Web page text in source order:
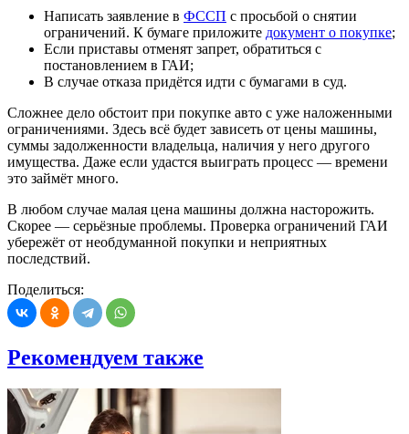
Написать заявление в ФССП с просьбой о снятии
ограничений. К бумаге приложите документ о покупке;
Если приставы отменят запрет, обратиться с
постановлением в ГАИ;
В случае отказа придётся идти с бумагами в суд.
Сложнее дело обстоит при покупке авто с уже наложенными
ограничениями. Здесь всё будет зависеть от цены машины,
суммы задолженности владельца, наличия у него другого
имущества. Даже если удастся выиграть процесс — времени
это займёт много.
В любом случае малая цена машины должна насторожить.
Скорее — серьёзные проблемы. Проверка ограничений ГАИ
убережёт от необдуманной покупки и неприятных
последствий.
Поделиться:
Рекомендуем также